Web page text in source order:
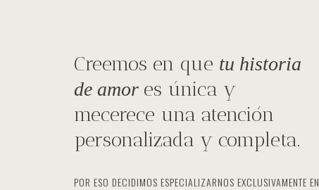
Creemos en que tu historia
de amor es única y
mecerece una atención
personalizada y completa.
POR ESO DECIDIMOS ESPECIALIZARNOS EXCLUSIVAMENTE EN